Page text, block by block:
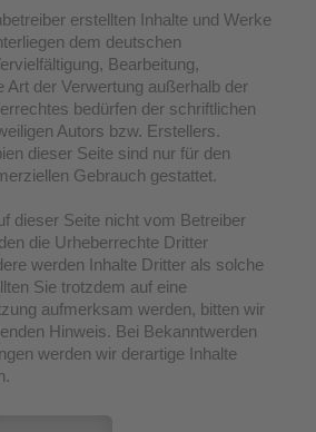
erstellten Inhalte und Werke
dem deutschen
Bearbeitung,
Art der Verwertung außerhalb der
bedürfen der schriftlichen
Autors bzw. Erstellers.
dieser Seite sind nur für den
Gebrauch gestattet.
dieser Seite nicht vom Betreiber
die Urheberrechte Dritter
werden Inhalte Dritter als solche
Sie trotzdem auf eine
aufmerksam werden, bitten wir
Hinweis. Bei Bekanntwerden
werden wir derartige Inhalte